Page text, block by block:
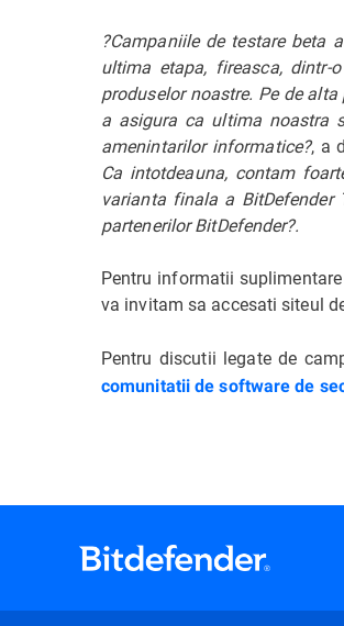
?Campaniile de testare beta
ultima etapa, fireasca,
produselor noastre. Pe de
a asigura ca ultima noastra
amenintarilor informatice?, a
Ca intotdeauna, contam
varianta finala a BitDefender
partenerilor BitDefender?.
Pentru informatii
va invitam sa accesati siteul
Pentru discutii legate de
comunitatii de software de